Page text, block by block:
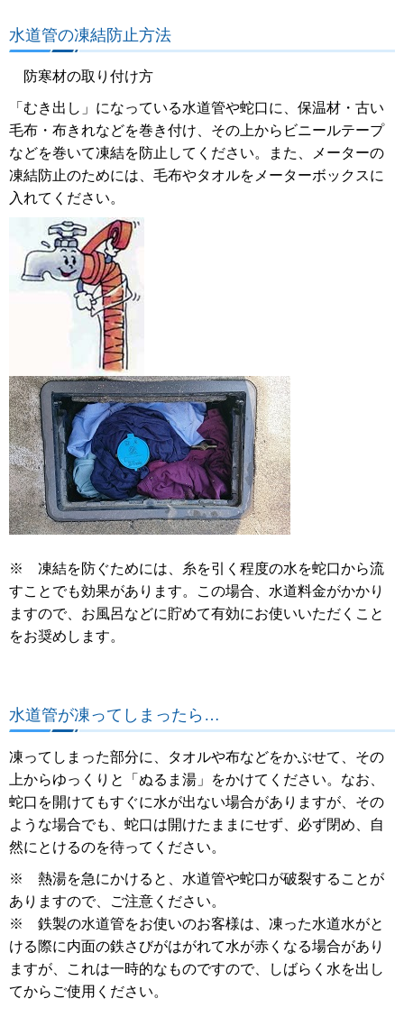
水道管の凍結防止方法
防寒材の取り付け方
「むき出し」になっている水道管や蛇口に、保温材・古い
毛布・布きれなどを巻き付け、その上からビニールテープ
などを巻いて凍結を防止してください。また、メーターの
凍結防止のためには、毛布やタオルをメーターボックスに
入れてください。
※ 凍結を防ぐためには、糸を引く程度の水を蛇口から流
すことでも効果があります。この場合、水道料金がかかり
ますので、お風呂などに貯めて有効にお使いいただくこと
をお奨めします。
水道管が凍ってしまったら…
凍ってしまった部分に、タオルや布などをかぶせて、その
上からゆっくりと「ぬるま湯」をかけてください。なお、
蛇口を開けてもすぐに水が出ない場合がありますが、その
ような場合でも、蛇口は開けたままにせず、必ず閉め、自
然にとけるのを待ってください。
※ 熱湯を急にかけると、水道管や蛇口が破裂することが
ありますので、ご注意ください。
※ 鉄製の水道管をお使いのお客様は、凍った水道水がと
ける際に内面の鉄さびがはがれて水が赤くなる場合があり
ますが、これは一時的なものですので、しばらく水を出し
てからご使用ください。